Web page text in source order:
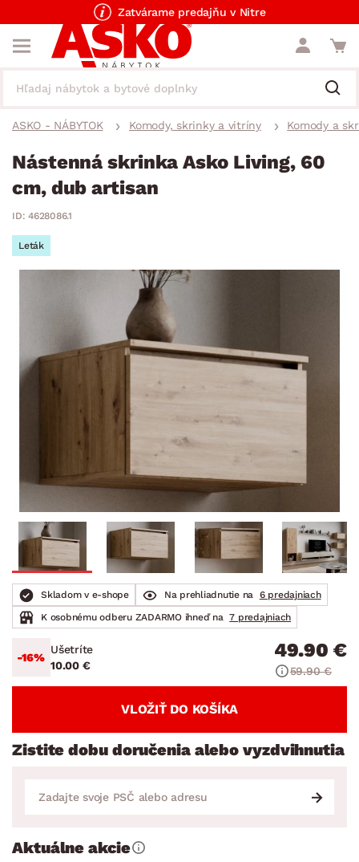
Zatvárame predajňu v Nitre
ASKO - NÁBYTOK Komody, skrinky a vitríny Komody a
Nástenná skrinka Asko Living, 60
cm, dub artisan
ID: 4628086.1
Leták
Skladom v e-shope Na prehliadnutie na
6 predajniach
K osobnému odberu ZADARMO ihneď na 7 predajniach
-16%
Ušetríte
10.00 €
49.90 €
59.90 €
VLOŽIŤ DO KOŠÍKA
Zistite dobu doručenia alebo vyzdvihnutia
Aktuálne akcie